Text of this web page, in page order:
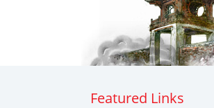
Featured Links